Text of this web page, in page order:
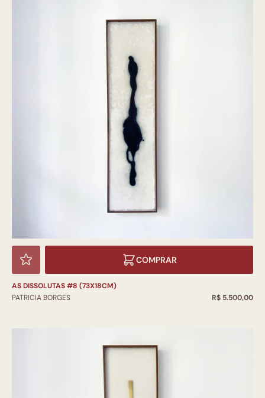
COMPRAR
AS DISSOLUTAS #8 (73X18CM)
PATRICIA BORGES
R$ 5.500,00